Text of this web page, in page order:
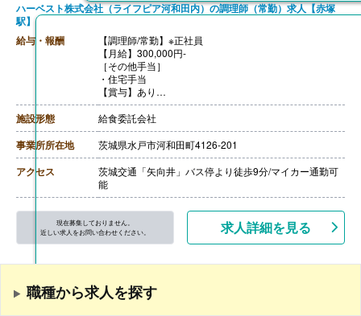
ハーベスト株式会社（ライフピア河和田内）の調理師（常勤）求人【赤塚
駅】
給与・報酬
【調理師/常勤】※正社員
【月給】300,000円-
［その他手当］
・住宅手当
【賞与】あり
【通勤手当】あり（上限20,900円/月）※2km以上は交通
費支給
【昇給】あり（規定による）
【退職金】あり※勤続3年以上
施設形態 給食委託会社
事業所所在地 茨城県水戸市河和田町4126-201
アクセス
茨城交通「矢向井」バス停より徒歩9分/マイカー通勤可
能
現在募集しておりません。
近しい求人をお問い合わせください。
求人詳細を見る
職種から求人を探す